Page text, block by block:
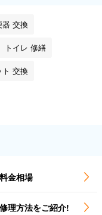
器 交換
トイレ 修繕
ト 交換
金相場
理方法をご紹介!